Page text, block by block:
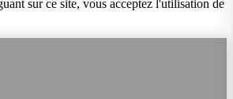
sur ce site, vous acceptez l'utilisation de